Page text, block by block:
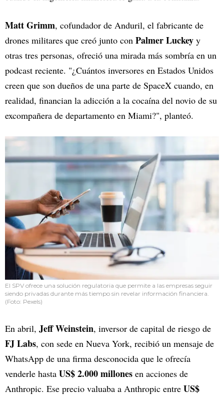
Matt Grimm, cofundador de Anduril, el fabricante de
drones militares que creó junto con Palmer Luckey y
otras tres personas, ofreció una mirada más sombría en un
podcast reciente. "¿Cuántos inversores en Estados Unidos
creen que son dueños de una parte de SpaceX cuando, en
realidad, financian la adicción a la cocaína del novio de su
excompañera de departamento en Miami?", planteó.
El SPV ofrece una solución regulatoria que permite a las empresas seguir
siendo privadas durante más tiempo sin revelar información financiera.
(Foto: Pexels)
En abril, Jeff Weinstein, inversor de capital de riesgo de
FJ Labs, con sede en Nueva York, recibió un mensaje de
WhatsApp de una firma desconocida que le ofrecía
venderle hasta US$ 2.000 millones en acciones de
Anthropic. Ese precio valuaba a Anthropic entre US$